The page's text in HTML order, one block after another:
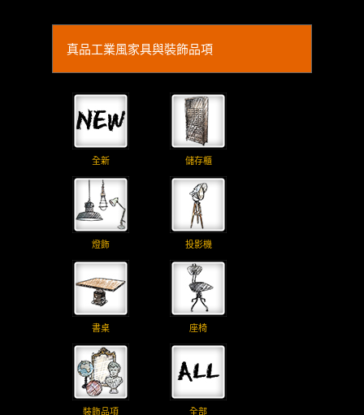
真品工業風家具與裝飾品項
全新 儲存櫃
燈飾 投影機
書桌 座椅
裝飾品項 全部